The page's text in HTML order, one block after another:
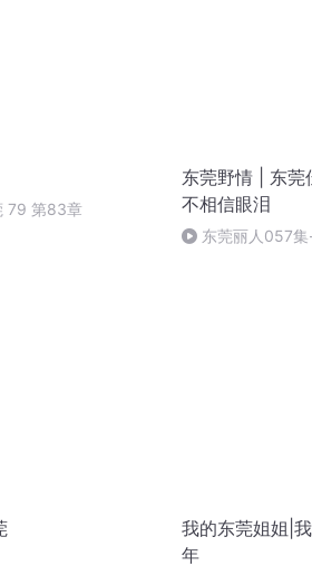
79 第83章
东莞野情 | 东莞
不相信眼泪
东莞丽人057集
我的东莞姐姐|
年